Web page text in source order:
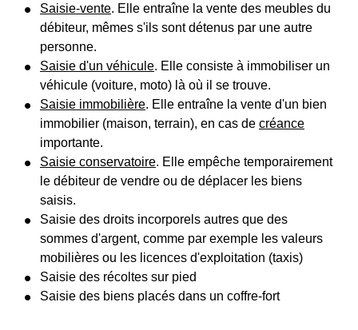
Saisie-vente. Elle entraîne la vente des meubles du
débiteur, mêmes s'ils sont détenus par une autre
personne.
Saisie d'un véhicule. Elle consiste à immobiliser un
véhicule (voiture, moto) là où il se trouve.
Saisie immobilière. Elle entraîne la vente d'un bien
immobilier (maison, terrain), en cas de créance
importante.
Saisie conservatoire. Elle empêche temporairement
le débiteur de vendre ou de déplacer les biens
saisis.
Saisie des droits incorporels autres que des
sommes d'argent, comme par exemple les valeurs
mobilières ou les licences d'exploitation (taxis)
Saisie des récoltes sur pied
Saisie des biens placés dans un coffre-fort